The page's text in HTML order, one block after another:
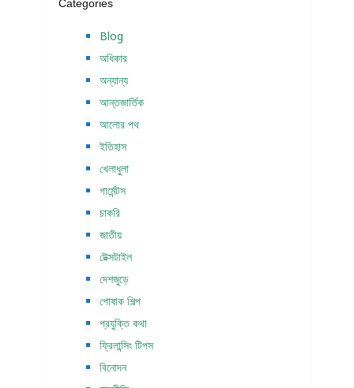
Categories
Blog
অধিকার
অন্যান্য
আন্তজার্তিক
আলোর পথ
ইতিহাস
খেলাধুলা
গার্মেন্টস
চাকরি
জাতীয়
টেক্সটাইল
দেশজুড়ে
পোষাক শিল্প
প্রযুক্তি কথা
ফ্রিলান্সিং টিপস
বিনোদন